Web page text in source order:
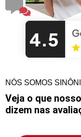
NÓS SOMOS
Veja o que
dizem nas